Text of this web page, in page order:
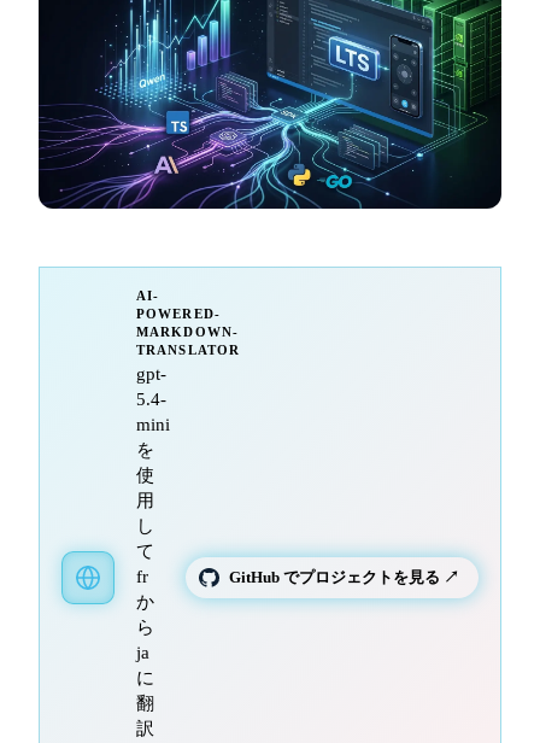
AI-
POWERED-
MARKDOWN-
TRANSLATOR
gpt-
5.4-
mini
を
使
用
し
て
fr
か
ら
ja
に
翻
訳
GitHub でプロジェクトを見る ↗